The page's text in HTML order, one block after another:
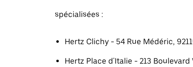
spécialisées :
Hertz Clichy - 54 Rue Médéric,
Hertz Place d'Italie - 213